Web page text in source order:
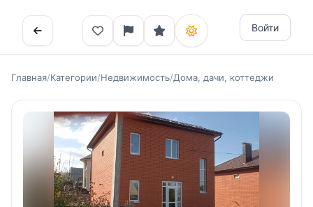
Войти
Главная/Категории/Недвижимость/Дома, дачи, коттеджи